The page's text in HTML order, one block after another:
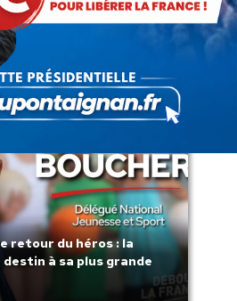
et que l’État
retour du héros : la
à sa plus grande